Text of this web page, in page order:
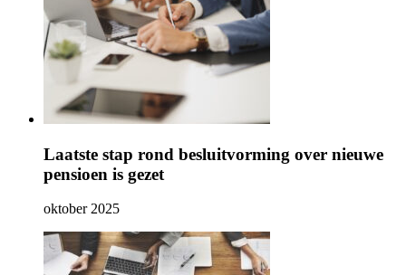
Laatste stap rond besluitvorming over nieuwe
pensioen is gezet
oktober 2025